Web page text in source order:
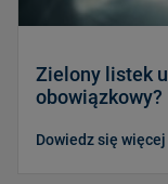
Zielony listek
obowiązkowy?
Dowiedz się więcej